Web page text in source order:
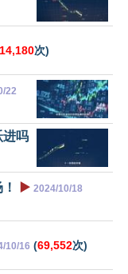
14,180次)
22
进吗
▶️ 2024/10/18
10/16 (69,552次)